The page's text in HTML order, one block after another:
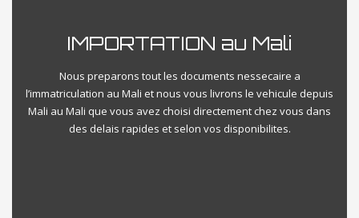
IMPORTATION au Mali
Nous preparons tout les documents nessecaire a
l’immatriculation au Mali et nous vous livrons le vehicule depuis
Mali au Mali que vous avez choisi directement chez vous dans
des delais rapides et selon vos disponibilites.